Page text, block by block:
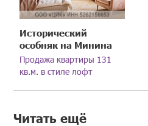
Исторический
особняк на Минина
Продажа квартиры 131
кв.м. в стиле лофт
Читать ещё